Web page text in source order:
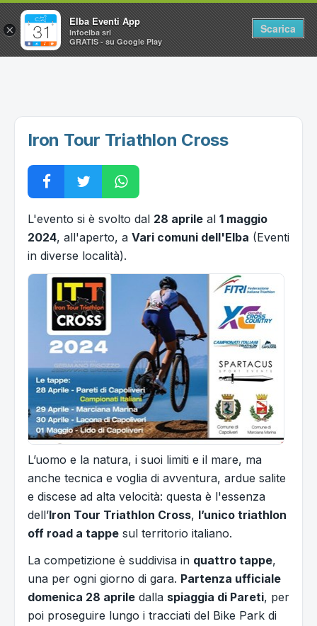
Home
Vacanze all'Isola d'Elba
Iron Tour Triathlon Cross
L'evento si è svolto dal 28 aprile al 1 maggio
2024, all'aperto, a Vari comuni dell'Elba (Eventi
in diverse località).
L’uomo e la natura, i suoi limiti e il mare, ma
anche tecnica e voglia di avventura, ardue salite
e discese ad alta velocità: questa è l'essenza
dell’Iron Tour Triathlon Cross, l’unico triathlon
off road a tappe sul territorio italiano.
La competizione è suddivisa in quattro tappe,
una per ogni giorno di gara. Partenza ufficiale
domenica 28 aprile dalla spiaggia di Pareti, per
poi proseguire lungo i tracciati del Bike Park di
×
Elba Eventi App
Infoelba srl
GRATIS - su Google Play
Scarica